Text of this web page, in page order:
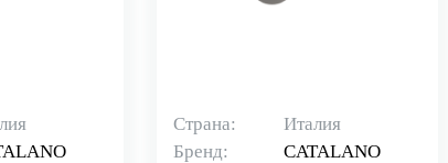
Страна:
Италия
Бренд:
CATALANO